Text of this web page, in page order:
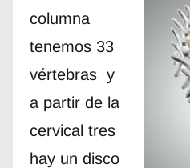
columna
tenemos 33
vértebras y
a partir de la
cervical tres
hay un disco